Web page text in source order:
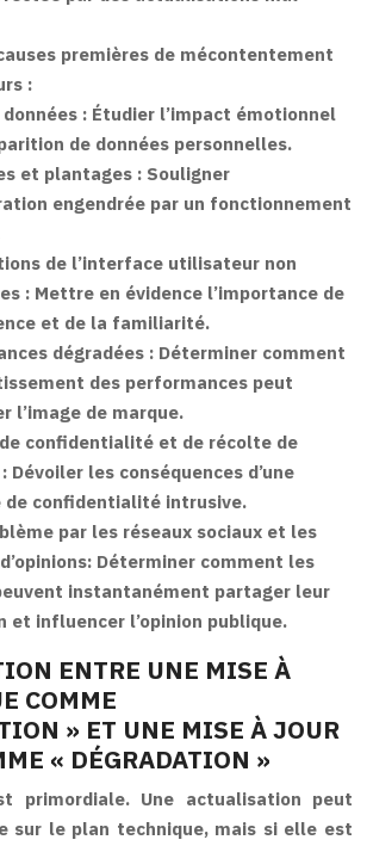
premières de mécontentement
:
: Étudier l’impact émotionnel
de données personnelles.
et plantages : Souligner
engendrée par un fonctionnement
de l’interface utilisateur non
: Mettre en évidence l’importance de
et de la familiarité.
dégradées : Déterminer comment
des performances peut
l’image de marque.
confidentialité et de récolte de
Dévoiler les conséquences d’une
de confidentialité intrusive.
par les réseaux sociaux et les
Déterminer comment les
instantanément partager leur
et influencer l’opinion publique.
ENTRE UNE MISE À
COMME
» ET UNE MISE À JOUR
« DÉGRADATION »
primordiale. Une actualisation peut
sur le plan technique, mais si elle est